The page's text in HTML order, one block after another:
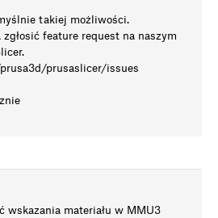
takiej możliwości.
feature request na naszym
prusaslicer/issues
wskazania materiału w MMU3